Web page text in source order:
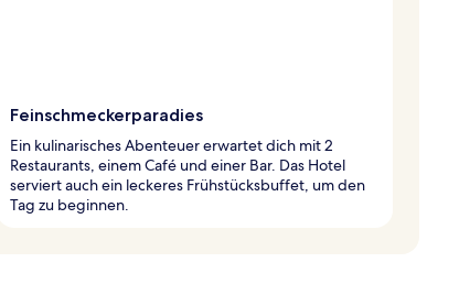
Feinschmeckerparadies
Ein kulinarisches Abenteuer erwartet dich mit 2
Restaurants, einem Café und einer Bar. Das Hotel
serviert auch ein leckeres Frühstücksbuffet, um den
Tag zu beginnen.